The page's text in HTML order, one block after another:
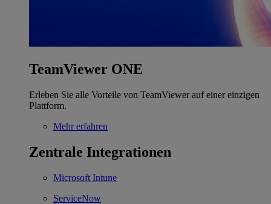
TeamViewer ONE
Erleben Sie alle Vorteile von TeamViewer auf einer einzigen
Plattform.
Mehr erfahren
Zentrale Integrationen
Microsoft Intune
ServiceNow